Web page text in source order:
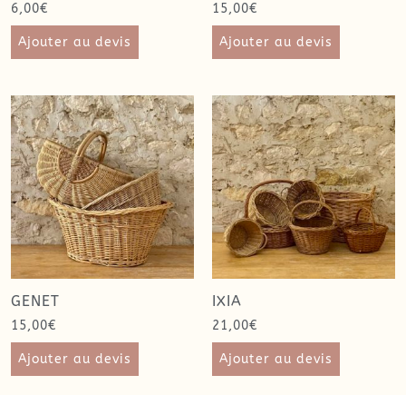
6,00€
Ajouter au devis
15,00€
Ajouter au devis
GENET
15,00€
Ajouter au devis
IXIA
21,00€
Ajouter au devis